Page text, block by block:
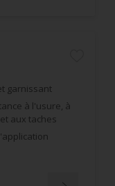
garnissant
à l'usure, à
aux taches